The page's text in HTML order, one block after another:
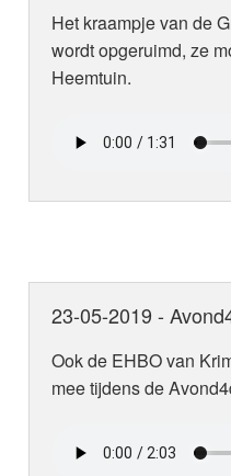
Het kraampje van de
wordt opgeruimd, ze
Heemtuin.
23-05-2019 -
Ook de EHBO van
mee tijdens de